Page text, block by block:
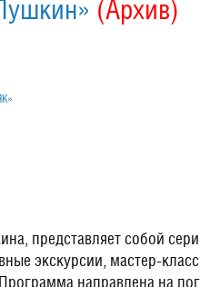
(Архив)
представляет собой
экскурсии, мастер-
направлена на